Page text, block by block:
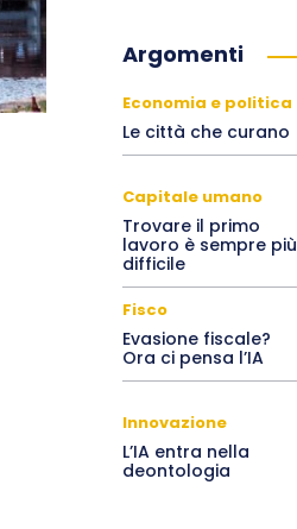
Argomenti
Economia e politica
Le città che curano
Capitale umano
Trovare il primo
lavoro è sempre più
difficile
Fisco
Evasione fiscale?
Ora ci pensa l’IA
Innovazione
L’IA entra nella
deontologia